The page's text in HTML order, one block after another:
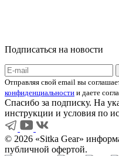
Подписаться на новости
Отправляя свой email вы
конфиденциальности и даете
Спасибо за подписку. На
инструкции и условия по
© 2026 «Sitka Gear»
публичной офертой.